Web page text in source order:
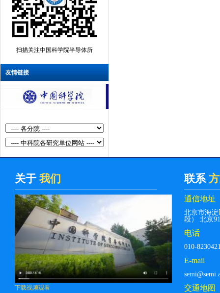
扫描关注中国科学院半导体所
友情链接
关于 我们
下载视频观看
联系
通信地址
北京市海
段） 北京
电话
010-
E-mail
交通地图